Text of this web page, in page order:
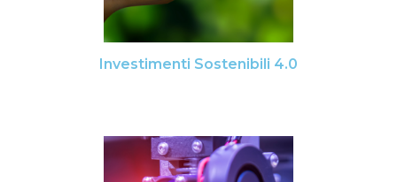
Investimenti Sostenibili 4.0